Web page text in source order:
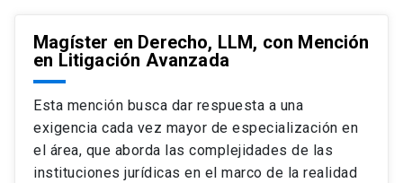
Magíster en Derecho, LLM, con Mención
en Litigación Avanzada
Esta mención busca dar respuesta a una
exigencia cada vez mayor de especialización en
el área, que aborda las complejidades de las
instituciones jurídicas en el marco de la realidad